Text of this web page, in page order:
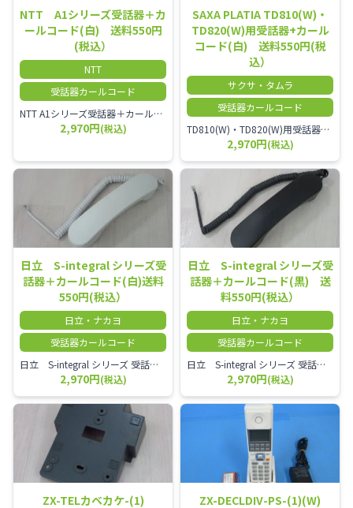
NTT A1シリーズ受話器＋カ
ールコード(白) 送料550円
(税込）
NTT
受話器カールコード
NTT A1シリーズ受話器＋カールコード セット／本商品は中古品となります。 写真では分かりにくいキズ・汚れなどの使用感があります。 経年変化で日焼けの色味が強くなる場合がございます。 予めご理解・ご了承頂きますようお願いいたします。
2,970円(税込)
SAXA PLATIA TD810(W)・
TD820(W)用受話器+カール
コード(白) 送料550円(税
込）
サクサ・タムラ
受話器カールコード
TD810(W)・TD820(W)用受話器＋カールコード セット／本商品は中古品となります。 写真では分かりにくいキズ・汚れなどの使用感があります。 予めご理解・ご了承頂きますようお願いいたします。
2,970円(税込)
日立 S-integral シリーズ受
話器＋カールコード(白)送料
550円(税込）
日立・ナカヨ
受話器カールコード
日立 S-integral シリーズ 受話器＋カールコード セット（白）／本商品は中古品となります。 写真では分かりにくいキズ・汚れなどの使用感があります。 経年変化で日焼けの色味が強くなる場合がございます。 予めご理解・ご了承頂きますようお願いいたします。
2,970円(税込)
日立 S-integral シリーズ受
話器＋カールコード(黒) 送
料550円(税込）
日立・ナカヨ
受話器カールコード
日立 S-integral シリーズ 受話器＋カールコード セット（黒）／本商品は中古品となります。 写真では分かりにくいキズ・汚れなどの使用感があります。 経年変化で日焼けの色味が強くなる場合がございます。 予めご理解・ご了承頂きますようお願いいたします。
2,970円(税込)
ZX-TELカベカケ-(1) ZX-DECLDIV-PS-(1)(W)